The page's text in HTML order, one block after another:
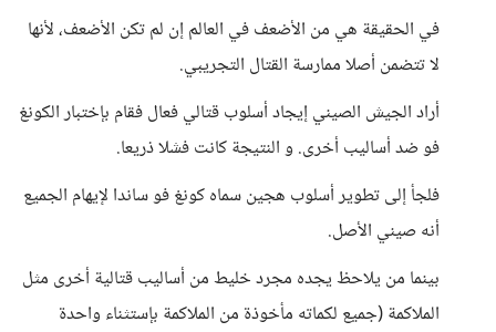
في الحقيقة هي من الأضعف في العالم إن لم تكن الأضعف، لأنها
لا تتضمن أصلا ممارسة القتال التجريبي.
أراد الجيش الصيني إيجاد أسلوب قتالي فعال فقام بإختبار الكونغ
فو ضد أساليب أخرى. و النتيجة كانت فشلا ذريعا.
فلجأ إلى تطوير أسلوب هجين سماه كونغ فو ساندا لإيهام الجميع
أنه صيني الأصل.
بينما من يلاحظ يجده مجرد خليط من أساليب قتالية أخرى مثل
الملاكمة (جميع لكماته مأخوذة من الملاكمة بإستثناء واحدة